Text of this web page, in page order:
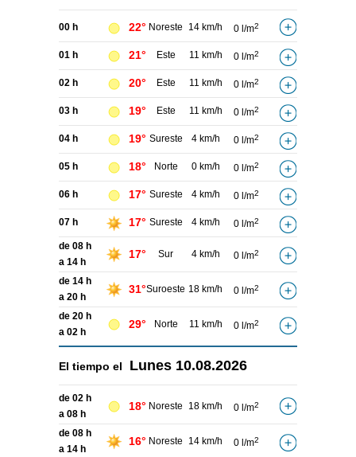
00 h 22° Noreste 14 km/h 0 l/m2
01 h 21° Este 11 km/h 0 l/m2
02 h 20° Este 11 km/h 0 l/m2
03 h 19° Este 11 km/h 0 l/m2
04 h 19° Sureste 4 km/h 0 l/m2
05 h 18° Norte 0 km/h 0 l/m2
06 h 17° Sureste 4 km/h 0 l/m2
07 h 17° Sureste 4 km/h 0 l/m2
de 08 h
a 14 h
17° Sur 4 km/h 0 l/m2
de 14 h
a 20 h
31°Suroeste 18 km/h 0 l/m2
de 20 h
a 02 h
29° Norte 11 km/h 0 l/m2
El tiempo el Lunes 10.08.2026
de 02 h
a 08 h
18° Noreste 18 km/h 0 l/m2
de 08 h
a 14 h
16° Noreste 14 km/h 0 l/m2